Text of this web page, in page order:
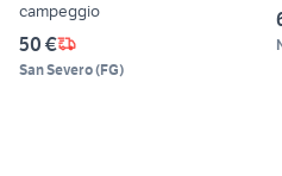
campeggio
50 €
San Severo(FG)